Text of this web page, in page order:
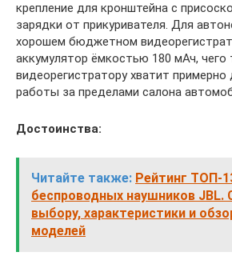
крепление для кронштейна с
зарядки от прикуривателя. Для
хорошем бюджетном
аккумулятор ёмкостью 180 мАч, чего
видеорегистратору хватит примерно
работы за пределами салона
Достоинства:
Читайте также: Рейтинг ТОП-
беспроводных наушников JBL.
выбору, характеристики и
моделей